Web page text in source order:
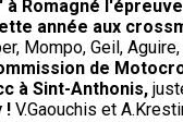
Romagné
année aux
Mompo, Geil,
de
à Sint-Anthonis,
! V.Gaouchis et